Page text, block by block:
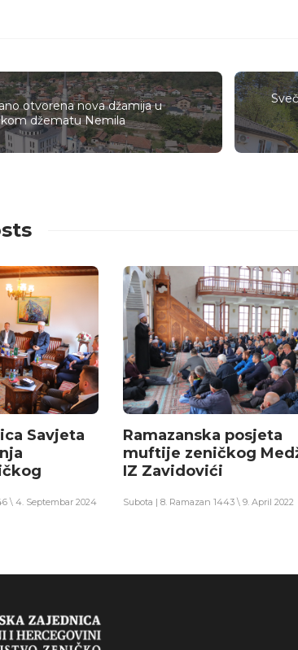
otvorena nova džamija u
džematu Nemila
Savjeta
\ 4. Septembar 2024
Ramazanska posjeta
muftije zeničkog
IZ Zavidovići
Subota | 8. Ramazan 1443 \ 9. April 2022